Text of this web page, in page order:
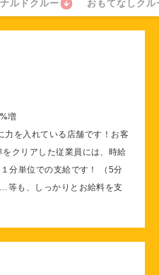
ルドクルー おもてなしクル
%増
力を入れている店舗です！お客
クリアした従業員には、時給
分単位での支給です！ （5分
も、しっかりとお給料を支